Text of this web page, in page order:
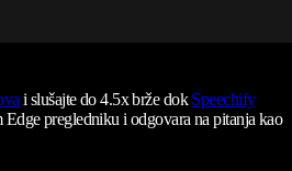
i slušajte do 4.5x brže dokSpeechify
Edge pregledniku i odgovara na pitanja kao